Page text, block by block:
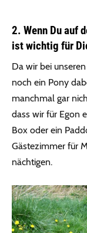
2. Wenn Du auf
ist wichtig für
Da wir bei
noch ein Pony
manchmal gar
dass wir für Egon
Box oder ein
Gästezimmer für
nächtigen.